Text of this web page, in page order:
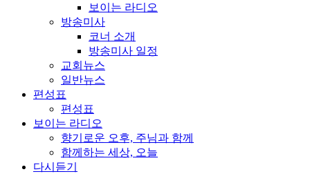
보이는 라디오
방송미사
코너 소개
방송미사 일정
교회뉴스
일반뉴스
편성표
편성표
보이는 라디오
향기로운 오후, 주님과 함께
함께하는 세상, 오늘
다시듣기